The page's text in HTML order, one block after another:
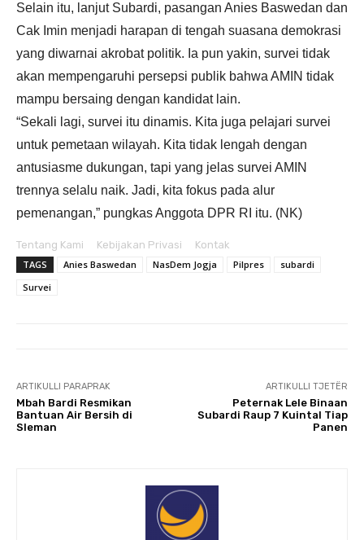
Selain itu, lanjut Subardi, pasangan Anies Baswedan dan
Cak Imin menjadi harapan di tengah suasana demokrasi
yang diwarnai akrobat politik. Ia pun yakin, survei tidak
akan mempengaruhi persepsi publik bahwa AMIN tidak
mampu bersaing dengan kandidat lain.
“Sekali lagi, survei itu dinamis. Kita juga pelajari survei
untuk pemetaan wilayah. Kita tidak lengah dengan
antusiasme dukungan, tapi yang jelas survei AMIN
trennya selalu naik. Jadi, kita fokus pada alur
pemenangan,” pungkas Anggota DPR RI itu. (NK)
Tentang Kami Kebijakan Privasi
Kontak
TAGS
Anies Baswedan NasDem Jogja Pilpres
subardi
Survei
ARTIKULLI PARAPRAK
Mbah Bardi Resmikan
Bantuan Air Bersih di
Sleman
ARTIKULLI TJETËR
Peternak Lele Binaan
Subardi Raup 7 Kuintal Tiap
Panen